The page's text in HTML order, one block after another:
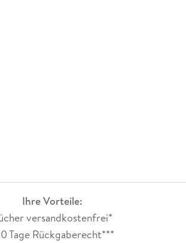
Ihre Vorteile:
versandkostenfrei*
Tage Rückgaberecht***